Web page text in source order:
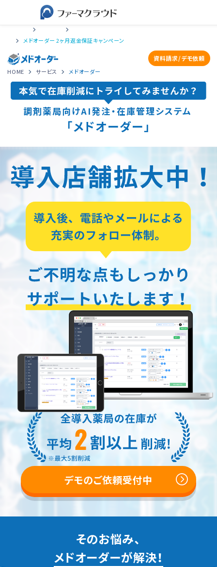
メドオーダー 2ヶ月返金保証キャンペーン
HOME サービス メドオーダー
資料請求/デモ依頼
調剤薬局向けAI発注・在庫管理システム
「メドオーダー」
デモのご依頼受付中
そのお悩み、
メドオーダーが解決！